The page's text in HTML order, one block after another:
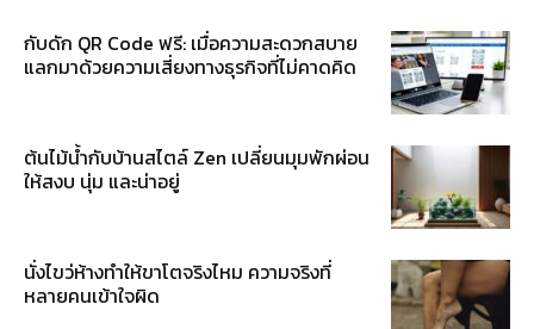
กับดัก QR Code ฟรี: เมื่อความสะดวกสบาย
แลกมาด้วยความเสี่ยงทางธุรกิจที่ไม่คาดคิด
ต้นไม้น้ำกับบ้านสไตล์ Zen เปลี่ยนมุมพักผ่อน
ให้สงบ นุ่ม และน่าอยู่
นั่งไขว่ห้างทำให้ขาโตจริงไหม ความจริงที่
หลายคนเข้าใจผิด